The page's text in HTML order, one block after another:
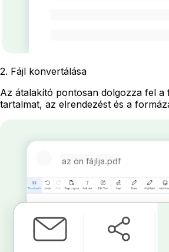
2. Fájl konvertálása
Az átalakító pontosan dolgozza fel a
tartalmat, az elrendezést és a
az ön fájlja.pdf